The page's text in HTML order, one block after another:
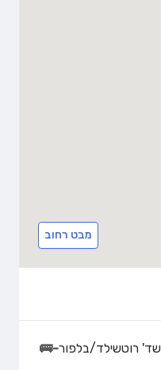
מבט רחוב
שד' רוטשילד/בלפור-
🚌